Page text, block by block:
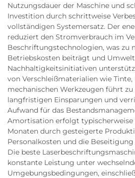
Nutzungsdauer der Maschine und
Investition durch schrittweise
vollständigen Systemersatz. Der
reduziert den Stromverbrauch im
Beschriftungstechnologien, was zu
Betriebskosten beiträgt und
Nachhaltigkeitsinitiativen
von Verschleißmaterialien wie
mechanischen Werkzeugen führt
langfristigen Einsparungen und
Aufwand für das
Amortisation erfolgt typischerweise
Monaten durch gesteigerte
Personalkosten und die
Die beste
konstante Leistung unter
Umgebungsbedingungen,